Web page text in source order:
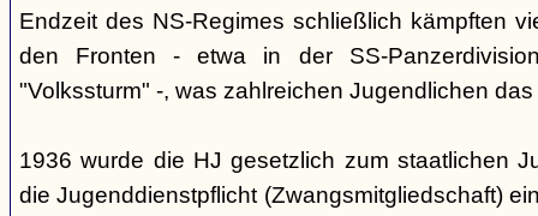
Endzeit des NS-Regimes schließlich kämpften
den Fronten - etwa in der SS-
"Volkssturm" -, was zahlreichen Jugendlichen
1936 wurde die HJ gesetzlich zum staatlichen
die Jugenddienstpflicht (Zwangsmitgliedschaft)